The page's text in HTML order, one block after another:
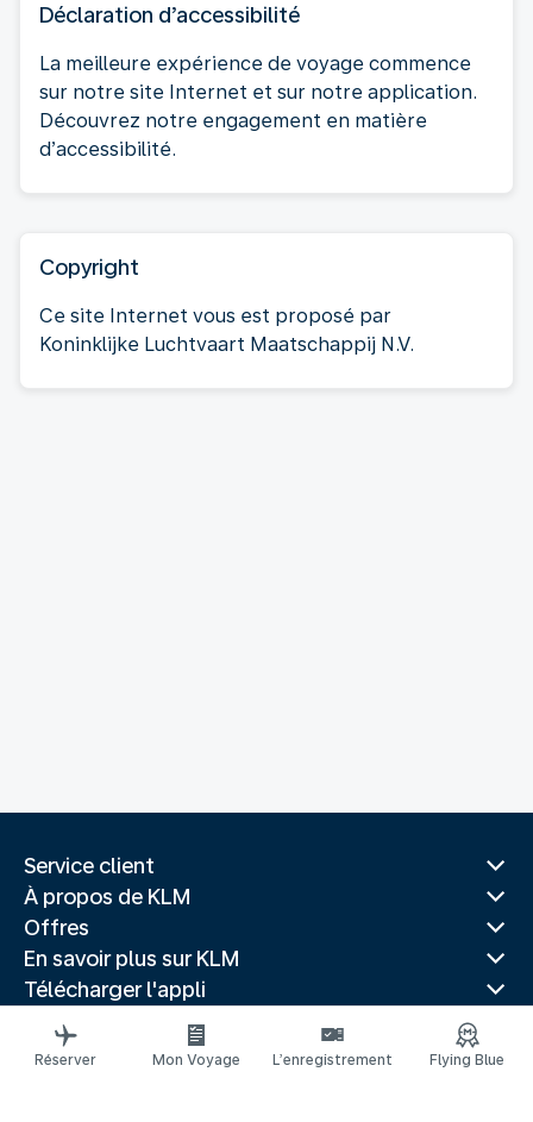
Déclaration d’accessibilité
La meilleure expérience de voyage commence
sur notre site Internet et sur notre application.
Découvrez notre engagement en matière
d’accessibilité.
Copyright
Ce site Internet vous est proposé par
Koninklijke Luchtvaart Maatschappij N.V.
Service client
À propos de KLM
Offres
En savoir plus sur KLM
Télécharger l'appli
Sites Web associés
Guides de voyage
Réserver Mon Voyage L’enregistrement Flying Blue